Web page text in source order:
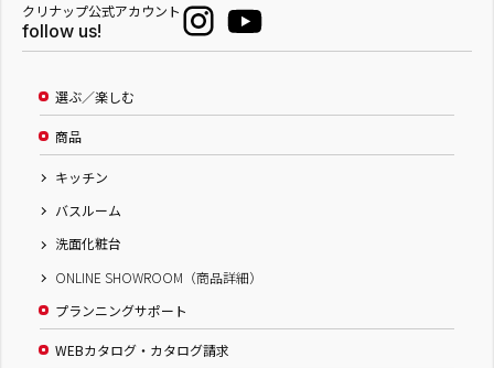
クリナップ公式アカウント
follow us!
選ぶ／楽しむ
商品
キッチン
バスルーム
洗面化粧台
ONLINE SHOWROOM（商品詳細）
プランニングサポート
WEBカタログ・カタログ請求